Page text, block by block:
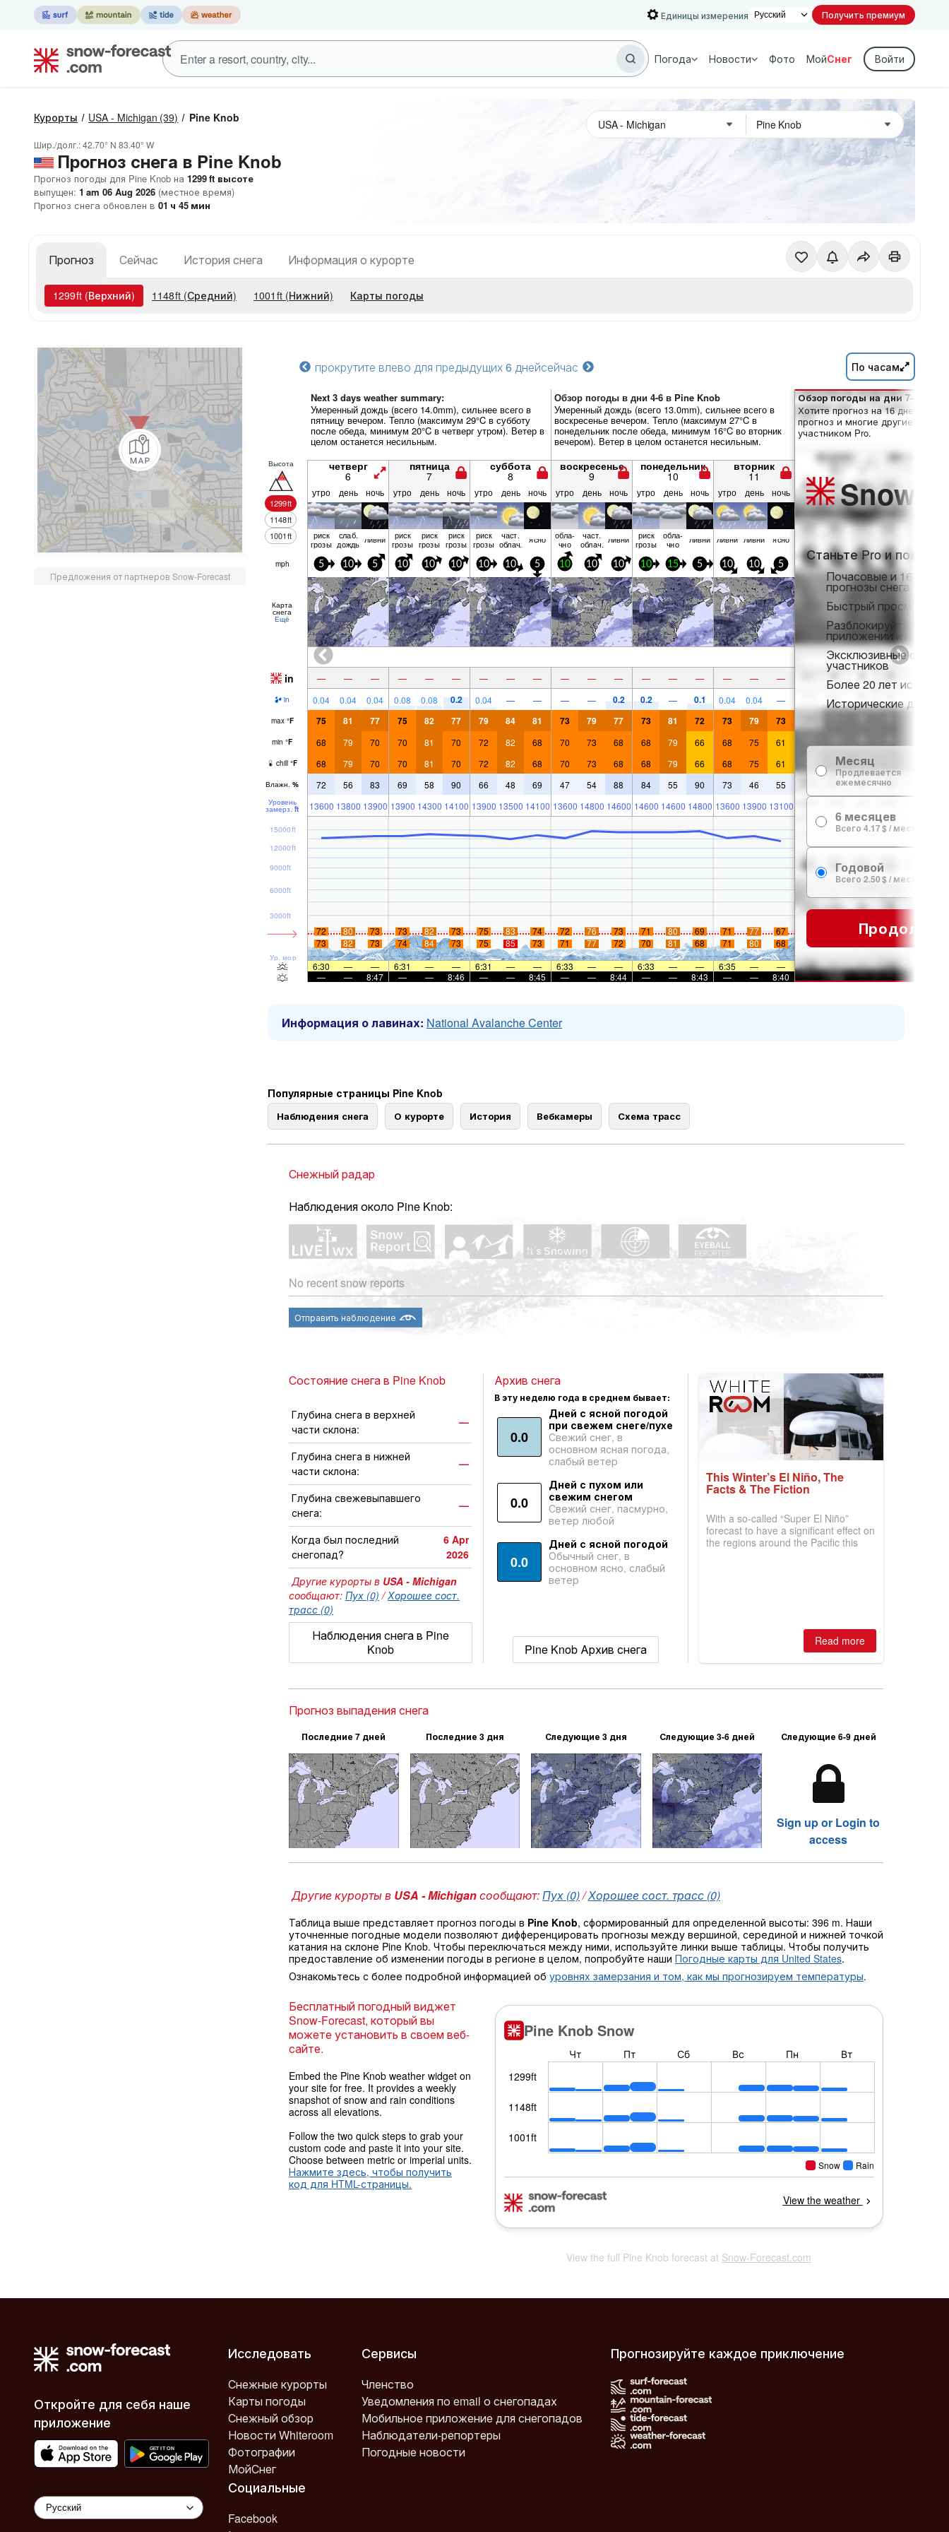
Единицы измерения Получить премиум
Погода Новости Фото МойСнег Войти
Курорты USA - Michigan (39) Pine Knob
Шир./долг.:42.70° N 83.40° W
Прогноз снега в Pine Knob
Прогноз погоды для Pine Knob на 1299ft высоте
выпущен: 1 am 06 Aug 2026 (местное время)
Прогноз снега обновлен в 01 ч 45 мин
Прогноз Сейчас История снега Информация о курорте
1299ft (Верхний) 1148ft (Средний) 1001 ft (Нижний) Карты погоды
Предложения от партнеров Snow-Forecast
прокрутите влево для предыдущих 6 днейсейчас По часам
Next 3 days weather summary:
Умеренный дождь (всего 14.0mm), сильнее всего в
пятницу вечером. Тепло (максимум 29°C в субботу
после обеда, минимум 20°C в четверг утром). Ветер в
целом останется несильным.
Обзор погоды в дни 4-6 в Pine Knob
Умеренный дождь (всего 13.0mm), сильнее всего в
воскресенье вечером. Тепло (максимум 27°C в
понедельник после обеда, минимум 16°C во вторник
вечером). Ветер в целом останется несильным.
Высота
1299ft
1148ft
1001ft
четверг
6
пятница
7
суббота
8
воскресенье
9
понедельник
10
вторник
11
утро день ночь утро день ночь утро день ночь утро день ночь утро день ночь утро день ночь
риск
грозы
слаб.
дождь ливни риск
грозы
риск
грозы
риск
грозы
риск
грозы
част.
облач. ясно обла­
чно
част.
облач. ливни риск
грозы
обла­
чно ливни ливни ливни ясно
mph 5 10 5 10 10 10 10 10 5 10 10 10 10 15 5 10 10 5
Карта
снега
Ещё
in — — — — — — — — — — — — — — — — — —
in 0.04 0.04 0.04 0.08 0.08 0.2 0.04 — — — — 0.2 0.2 — 0.1 0.04 0.04 —
max °F 75 81 77 75 82 77 79 84 81 73 79 77 73 81 72 73 79 73
min °F 68 79 70 70 81 70 72 82 68 70 73 68 68 79 66 68 75 61
chill °F 68 79 70 70 81 70 72 82 68 70 73 68 68 79 66 68 75 61
Влажн. % 72 56 83 69 58 90 66 48 69 47 54 88 84 55 90 73 46 55
Уровень
замерз. ft 13600 13800 13900 13900 14300 14100 13900 13500 14100 13600 14800 14600 14600 14600 14800 13600 13900 13100
Ур. моря
3000ft
6000ft
9000ft
12000ft
15000ft
72 80 73 73 82 73 75 83 74 72 76 73 71 80 69 71 77
67
73
82 73 74 84 73 75 85 73 71 77 72 70 81 68 71 80
68
6:30
— — 6:31 — — 6:31 — — 6:33 — — 6:33 — — 6:35 —
—
—
— 8:47 — — 8:46 — — 8:45 — — 8:44 — — 8:43 — — 8:40
Обзор погоды на дни 7–16:
Хотите прогноз на 16 дней?
прогноз и многие другие
участником Pro.
Snow
Станьте Pro и
Почасовые и 16-
прогнозы снега
Быстрый просмотр
Разблокируйте
приложении и на веб-
Эксклюзивные
участников
Более 20 лет истории
Исторические данные
Месяц
Продлевается
ежемесячно
6 месяцев
Всего 4.17 $ / месяц
Годовой
Всего 2.50 $ / месяц
Информация о лавинах: National Avalanche Center
Популярные страницы Pine Knob
Наблюдения снега О курорте История Вебкамеры Схема трасс
Снежный радар
Наблюдения около Pine Knob:
No recent snow reports
Отправить наблюдение
Состояние снега в Pine Knob
Глубина снега в верхней
части склона:
—
Глубина снега в нижней
части склона:
—
Глубина свежевыпавшего
снега:
—
Когда был последний
снегопад?
6 Apr
2026
Другие курорты в USA - Michigan
сообщают: Пух (0) /Хорошее сост.
трасс (0)
Наблюдения снега в Pine
Knob
Архив снега
В эту неделю года в среднем бывает:
0.0
Дней с ясной погодой
при свежем снеге/пухе
Свежий снег, в
основном ясная погода,
слабый ветер
0.0
Дней с пухом или
свежим снегом
Свежий снег, пасмурно,
ветер любой
0.0
Дней с ясной погодой
Обычный снег, в
основном ясно, слабый
ветер
Pine Knob Архив снега
This Winter’s El Niño, The
Facts & The Fiction
With a so-called “Super El Niño”
forecast to have a significant effect on
the regions around the Pacific this
Read more
Прогноз выпадения снега
Последние 7 дней Последние 3 дня Следующие 3 дня Следующие 3-6 дней Следующие 6-9 дней
Sign up or Login to
access
Другие курорты в USA - Michiganсообщают:Пух (0)/Хорошее сост. трасс (0)
Таблица выше представляет прогноз погоды в Pine Knob, сформированный для определенной высоты: 396 m. Наши
уточненные погодные модели позволяют дифференцировать прогнозы между вершиной, серединой и нижней точкой
катания на склоне Pine Knob. Чтобы переключаться между ними, используйте линки выше таблицы. Чтобы получить
предоставление об изменении погоды в регионе в целом, попробуйте наши Погодные карты для United States.
Ознакомьтесь с более подробной информацией об уровнях замерзания и том, как мы прогнозируем температуры.
Бесплатный погодный виджет
Snow-Forecast, который вы
можете установить в своем веб-
сайте.
Embed the Pine Knob weather widget on
your site for free. It provides a weekly
snapshot of snow and rain conditions
across all elevations.
Follow the two quick steps to grab your
custom code and paste it into your site.
Choose between metric or imperial units.
Нажмите здесь, чтобы получить
код для HTML-страницы.
View the full Pine Knob forecast at Snow-Forecast.com
Откройте для себя наше
приложение
Исследовать
Снежные курорты
Карты погоды
Снежный обзор
Новости Whiteroom
Фотографии
МойСнег
Сервисы
Членство
Уведомления по email о снегопадах
Мобильное приложение для снегопадов
Наблюдатели-репортеры
Погодные новости
Социальные
Facebook
Прогнозируйте каждое приключение